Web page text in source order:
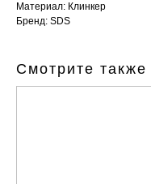
Материал: Клинкер
Бренд: SDS
Смотрите также